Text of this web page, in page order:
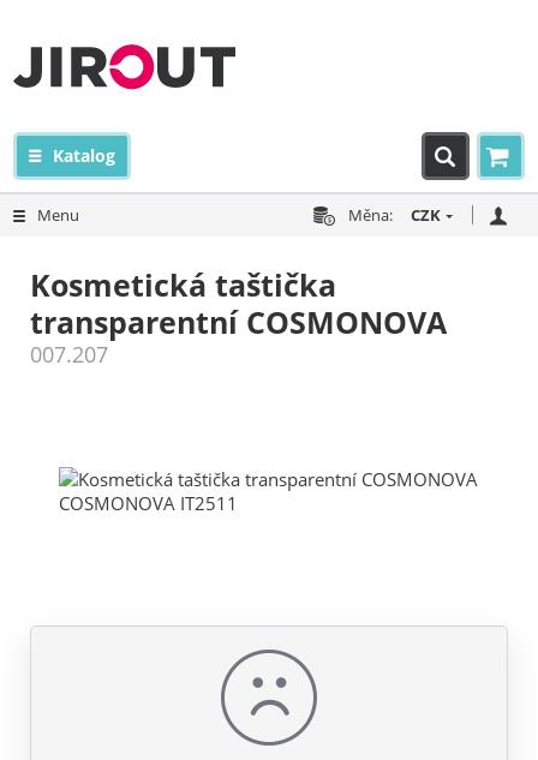
Katalog
Menu Měna: CZK
Kosmetická taštička
transparentní COSMONOVA
007.207